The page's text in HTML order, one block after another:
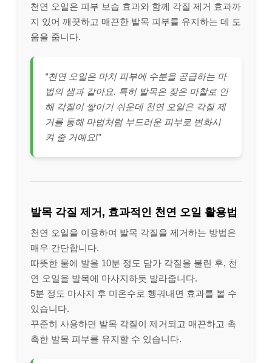
천연 오일은 피부 보습 효과와 함께 각질 제거 효과까
지 있어 깨끗하고 매끈한 발목 피부를 유지하는 데 도
움을 줍니다.
“천연 오일은 마치 피부에 수분을 공급하는 마
법의 샘과 같아요. 특히 발목은 잦은 마찰로 인
해 각질이 쌓이기 쉬운데 천연 오일은 각질 제
거를 통해 마법처럼 부드러운 피부로 변화시
켜 줄 거예요!”
발목 각질 제거, 효과적인 천연 오일 활용법
천연 오일을 이용하여 발목 각질을 제거하는 방법은
매우 간단합니다.
따뜻한 물에 발을 10분 정도 담가 각질을 불린 후, 천
연 오일을 발목에 마사지하듯 발라줍니다.
5분 정도 마사지 후 미온수로 헹궈내면 효과를 볼 수
있습니다.
꾸준히 사용하면 발목 각질이 제거되고 매끈하고 촉
촉한 발목 피부를 유지할 수 있습니다.